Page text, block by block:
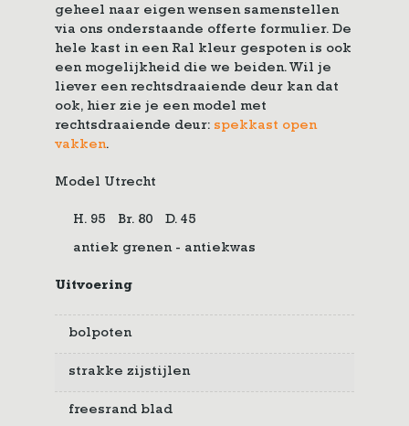
geheel naar eigen wensen samenstellen
via ons onderstaande offerte formulier. De
hele kast in een Ral kleur gespoten is ook
een mogelijkheid die we beiden. Wil je
liever een rechtsdraaiende deur kan dat
ook, hier zie je een model met
rechtsdraaiende deur: spekkast open
vakken.
Model Utrecht
H. 95 Br. 80 D. 45
antiek grenen - antiekwas
Uitvoering
bolpoten
strakke zijstijlen
freesrand blad